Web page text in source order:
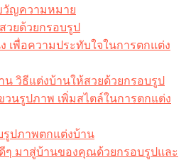
วัญความหมาย
วยด้วยกรอบรูป
เพื่อความประทับใจในการตกแต่ง
วิธีแต่งบ้านให้สวยด้วยกรอบรูป
นรูปภาพ เพิ่มสไตล์ในการตกแต่ง
รูปภาพตกแต่งบ้าน
ๆ มาสู่บ้านของคุณด้วยกรอบรูปและ